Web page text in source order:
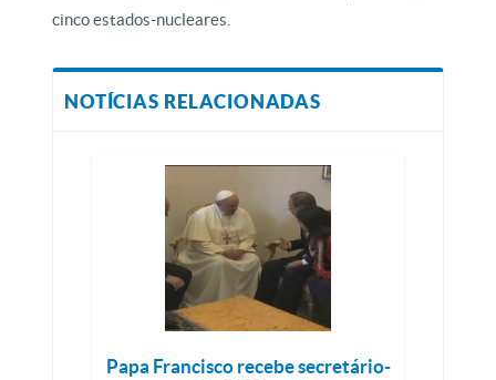
cinco estados-nucleares.
NOTÍCIAS RELACIONADAS
Papa Francisco recebe secretário-